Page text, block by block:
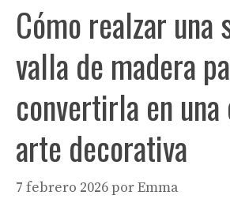
Cómo realzar una
valla de madera
convertirla en una
arte decorativa
7 febrero 2026porEmma